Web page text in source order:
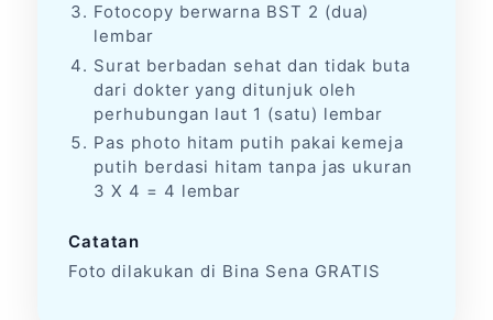
Fotocopy berwarna BST 2 (dua)
lembar
Surat berbadan sehat dan tidak buta
dari dokter yang ditunjuk oleh
perhubungan laut 1 (satu) lembar
Pas photo hitam putih pakai kemeja
putih berdasi hitam tanpa jas ukuran
3 X 4 = 4 lembar
Catatan
Foto dilakukan di Bina Sena GRATIS